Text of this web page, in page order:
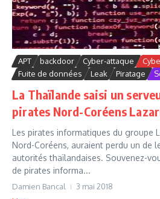
APT backdoor Cyber-attaque
Fuite de données
Leak Piratage
La Thaïlande saisi un
pirates Nord-Coréens
Les pirates informatiques du groupe
Nord-Coréens, auraient perdu un de
autorités thaïlandaises. Souvenez-
de pirates informa...
Damien Bancal 3 mai 2018